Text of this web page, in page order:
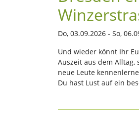
Do, 03.09.2026 - So,
Und wieder könnt Ihr
Auszeit aus dem Alltag,
neue Leute
Du hast Lust auf ein